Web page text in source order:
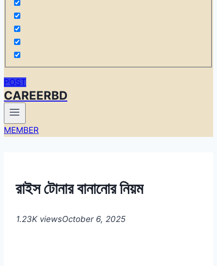
POST
CAREERBD
MEMBER
রাইস টোনার বানানোর নিয়ম
1.23K viewsOctober 6, 2025